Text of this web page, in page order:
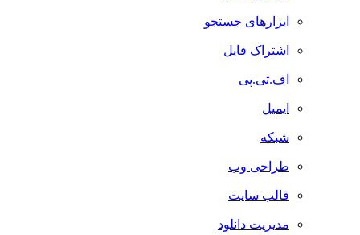
ابزارهای جستجو
اشتراک فایل
اف.تی.پی
ایمیل
شبکه
طراحی وب
قالب سایت
مدیریت دانلود